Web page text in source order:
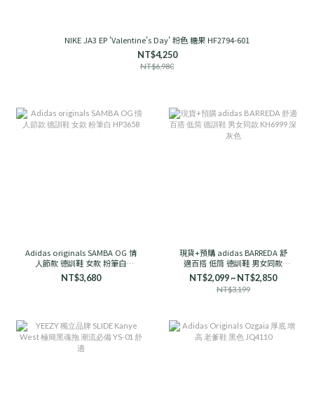
NIKE JA3 EP 'Valentine's Day' 粉色 糖果 HF2794-601
NT$4,250
NT$6,980
Adidas originals SAMBA OG 情
人節款 德訓鞋 女款 粉筆白
HP3658
NT$3,680
現貨+預購 adidas BARREDA 舒
適百搭 低筒 德訓鞋 男女同款
KH6999 深灰色
NT$2,099 ~ NT$2,850
NT$3,199